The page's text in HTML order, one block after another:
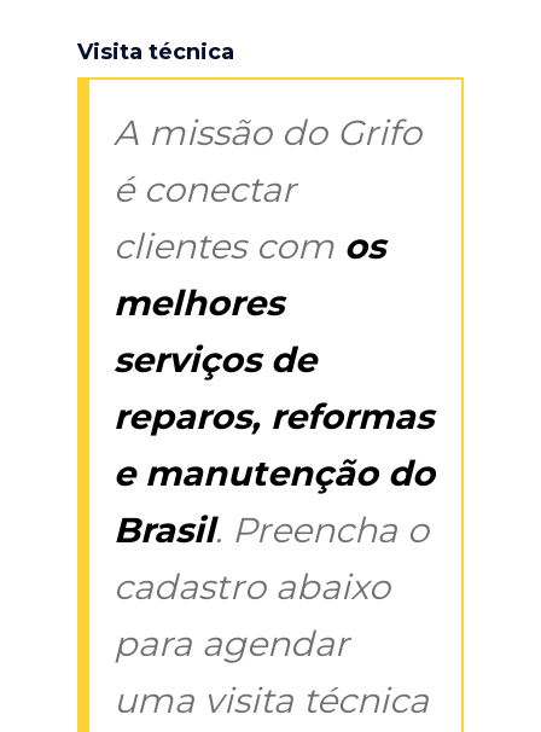
Visita técnica
A missão do Grifo
é conectar
clientes com os
melhores
serviços de
reparos, reformas
e manutenção do
Brasil. Preencha o
cadastro abaixo
para agendar
uma visita técnica